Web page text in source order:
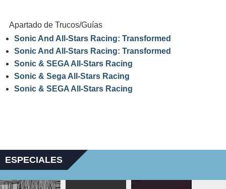
Apartado de Trucos/Guías
Sonic And All-Stars Racing: Transformed
Sonic And All-Stars Racing: Transformed
Sonic & SEGA All-Stars Racing
Sonic & Sega All-Stars Racing
Sonic & SEGA All-Stars Racing
ESPECIALES